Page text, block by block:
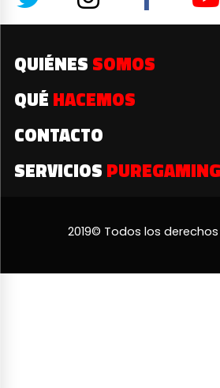
QUIÉNES SOMOS
QUÉ HACEMOS
CONTACTO
SERVICIOS PUREGAMING
2019© Todos los